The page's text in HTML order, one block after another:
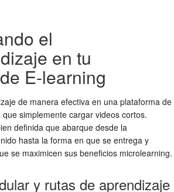
el
en tu
E-learning
de manera efectiva en una plataforma de
simplemente cargar videos cortos.
definida que abarque desde la
hasta la forma en que se entrega y
se maximicen sus beneficios microlearning.
y rutas de aprendizaje